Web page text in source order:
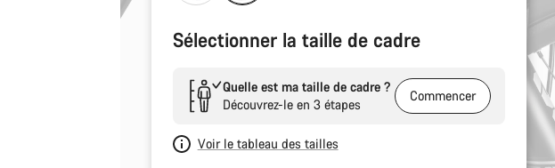
Sélectionner la taille de cadre
Quelle est ma taille de cadre ?
Découvrez-le en 3 étapes
Commencer
Voir le tableau des tailles